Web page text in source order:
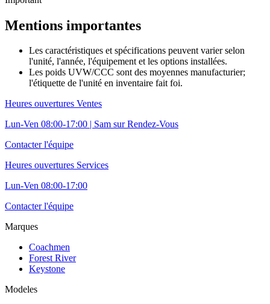
Mentions importantes
Les caractéristiques et spécifications peuvent varier selon
l'unité, l'année, l'équipement et les options installées.
Les poids UVW/CCC sont des moyennes manufacturier;
l'étiquette de l'unité en inventaire fait foi.
Heures ouvertures Ventes
Lun-Ven 08:00-17:00 | Sam sur Rendez-Vous
Contacter l'équipe
Heures ouvertures Services
Lun-Ven 08:00-17:00
Contacter l'équipe
Marques
Coachmen
Forest River
Keystone
Modeles